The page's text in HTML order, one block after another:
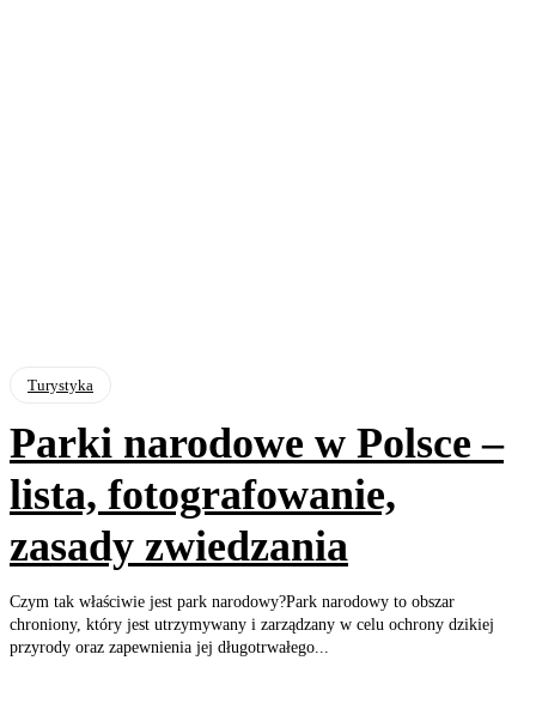
Turystyka
Parki narodowe w Polsce –
lista, fotografowanie,
zasady zwiedzania
Czym tak właściwie jest park narodowy?Park narodowy to obszar
chroniony, który jest utrzymywany i zarządzany w celu ochrony dzikiej
przyrody oraz zapewnienia jej długotrwałego...